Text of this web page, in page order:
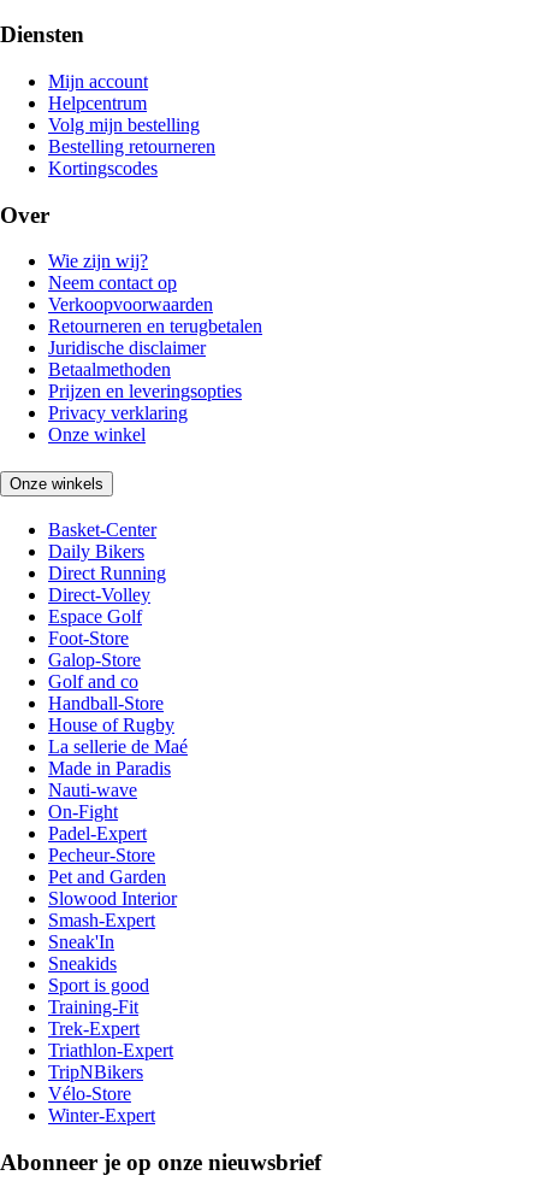
Diensten
Mijn account
Helpcentrum
Volg mijn bestelling
Bestelling retourneren
Kortingscodes
Over
Wie zijn wij?
Neem contact op
Verkoopvoorwaarden
Retourneren en terugbetalen
Juridische disclaimer
Betaalmethoden
Prijzen en leveringsopties
Privacy verklaring
Onze winkel
Onze winkels
Basket-Center
Daily Bikers
Direct Running
Direct-Volley
Espace Golf
Foot-Store
Galop-Store
Golf and co
Handball-Store
House of Rugby
La sellerie de Maé
Made in Paradis
Nauti-wave
On-Fight
Padel-Expert
Pecheur-Store
Pet and Garden
Slowood Interior
Smash-Expert
Sneak'In
Sneakids
Sport is good
Training-Fit
Trek-Expert
Triathlon-Expert
TripNBikers
Vélo-Store
Winter-Expert
Abonneer je op onze nieuwsbrief